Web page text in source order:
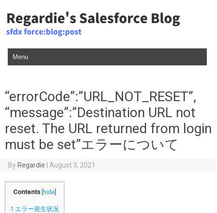
Skip to content
“errorCode”:”URL_NOT_RESET”,
“message”:”Destination URL not
reset. The URL returned from login
must be set”エラーについて
ByRegardie | August 3, 2021
Contents hide
1 エラー発生状況